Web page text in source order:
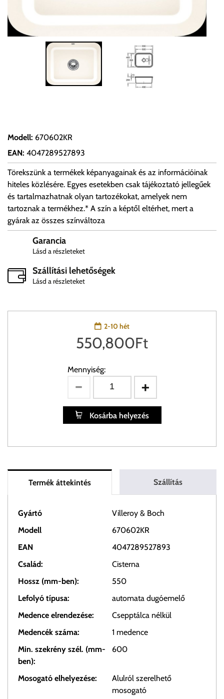
Modell: 670602KR
EAN: 4047289527893
Törekszünk a termékek képanyagainak és az információinak
hiteles közlésére. Egyes esetekben csak tájékoztató jellegűek
és tartalmazhatnak olyan tartozékokat, amelyek nem
tartoznak a termékhez.* A szín a képtől eltérhet, mert a
gyárak az összes színváltoza
Garancia
Lásd a részleteket
Szállítási lehetőségek
Lásd a részleteket
2-10 hét
550,800Ft
Mennyiség:
Kosárba helyezés
Termék áttekintés Szállítás
Gyártó
Villeroy & Boch
Modell
670602KR
EAN
4047289527893
Család:
Cisterna
Hossz (mm-ben):
550
Lefolyó típusa:
automata dugóemelő
Medence elrendezése:
Csepptálca nélkül
Medencék száma:
1 medence
Min. szekrény szél. (mm-
ben):
600
Mosogató elhelyezése:
Alulról szerelhető
mosogató